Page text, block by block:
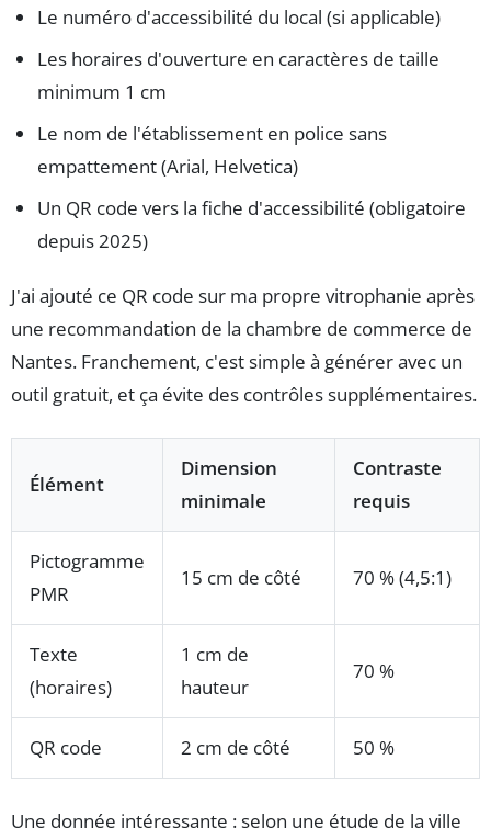
Le numéro d'accessibilité du local (si applicable)
Les horaires d'ouverture en caractères de taille
minimum 1 cm
Le nom de l'établissement en police sans
empattement (Arial, Helvetica)
Un QR code vers la fiche d'accessibilité (obligatoire
depuis 2025)
J'ai ajouté ce QR code sur ma propre vitrophanie après
une recommandation de la chambre de commerce de
Nantes. Franchement, c'est simple à générer avec un
outil gratuit, et ça évite des contrôles supplémentaires.
Élément
Dimension
minimale
Contraste
requis
Pictogramme
PMR
15 cm de côté 70 % (4,5:1)
Texte
(horaires)
1 cm de
hauteur
70 %
QR code 2 cm de côté 50 %
Une donnée intéressante : selon une étude de la ville